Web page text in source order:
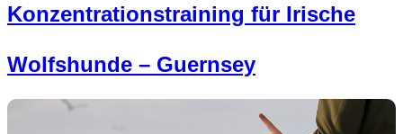
Konzentrationstraining für Irische
Wolfshunde – Guernsey